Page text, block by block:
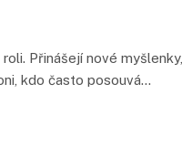
Přinášejí nové myšlenky,
kdo často posouvá…